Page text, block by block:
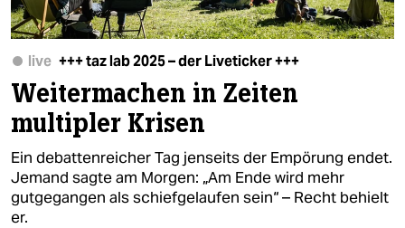
live +++ taz lab 2025 – der Liveticker +++
Weitermachen in Zeiten
multipler Krisen
Ein debattenreicher Tag jenseits der Empörung endet.
Jemand sagte am Morgen: „Am Ende wird mehr
gutgegangen als schiefgelaufen sein“ – Recht behielt
er.